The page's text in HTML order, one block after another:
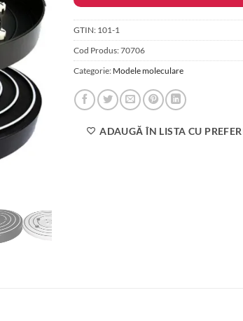
GTIN: 101-1
Cod Produs:70706
Categorie: Modele moleculare
ADAUGĂ ÎN LISTA CU